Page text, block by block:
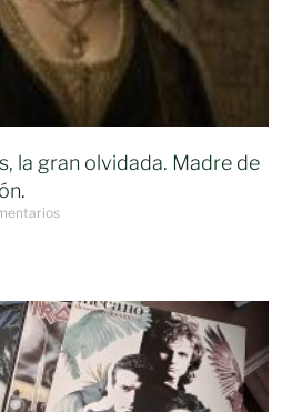
la gran olvidada. Madre de